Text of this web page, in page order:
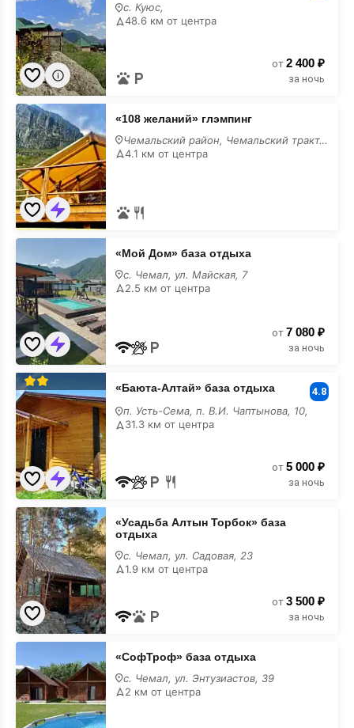
отдыха
c. Куюс,
48.6 км от центра
от 2 400 ₽
за ночь
«108
желаний»
глэмпинг
«108 желаний» глэмпинг
Чемальский район, Чемальский тракт, 41-й километр,
4.1 км от центра
«Мой
база
отдыха
«Мой Дом» база отдыха
с. Чемал, ул. Майская, 7
2.5 км от центра
от 7 080 ₽
за ночь
«Баюта-
Алтай»
база
отдыха
«Баюта-Алтай» база отдыха 4.8
п. Усть-Сема, п. В.И. Чаптынова, 10,
31.3 км от центра
от 5 000 ₽
за ночь
«Усадьба
Алтын
Торбок»
база
отдыха
«Усадьба Алтын Торбок» база
отдыха
с. Чемал, ул. Садовая, 23
1.9 км от центра
от 3 500 ₽
за ночь
«СофТроф»
отдыха
«СофТроф» база отдыха
с. Чемал, ул. Энтузиастов, 39
2 км от центра
Уединенные домики у
Катуни!